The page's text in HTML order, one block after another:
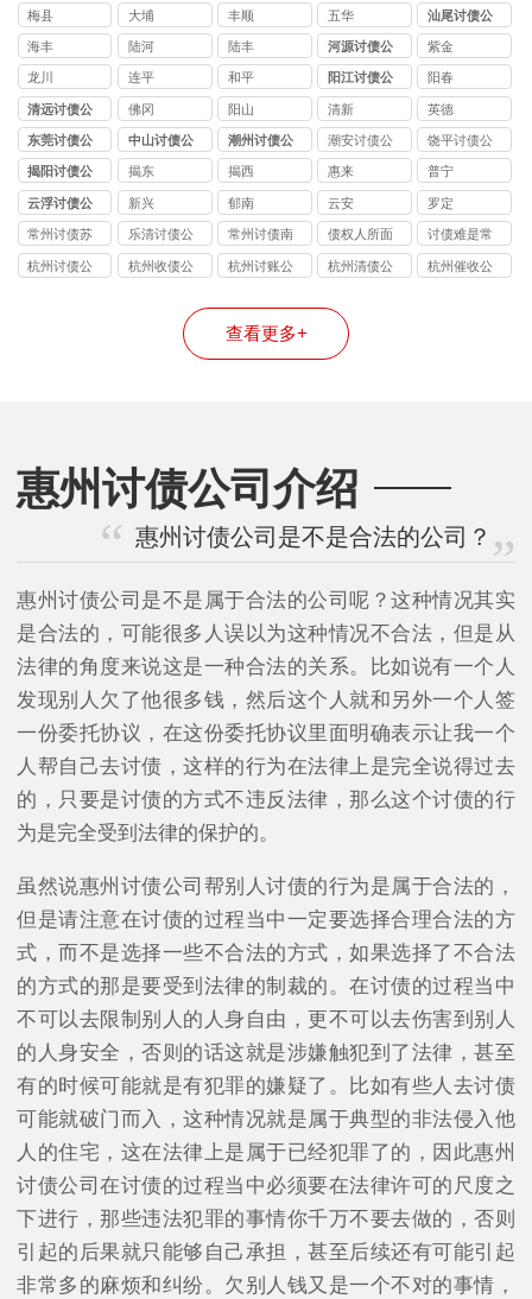
司
司
梅县 大埔 丰顺 五华
汕尾讨债公
司
海丰 陆河 陆丰
河源讨债公
司
紫金
龙川 连平 和平
阳江讨债公
司
阳春
清远讨债公
司
佛冈 阳山 清新 英德
东莞讨债公
司
中山讨债公
司
潮州讨债公
司
潮安讨债公
司
饶平讨债公
司
揭阳讨债公
司
揭东 揭西 惠来 普宁
云浮讨债公
司
新兴 郁南 云安 罗定
常州讨债苏
州公司
乐清讨债公
司
常州讨债南
京公司
债权人所面
临的问题
讨债难是常
见问题
杭州讨债公
杭州收债公
杭州讨账公
杭州清债公
杭州催收公
查看更多+
惠州讨债公司介绍
惠州讨债公司是不是合法的公司？
惠州讨债公司是不是属于合法的公司呢？这种情况其实
是合法的，可能很多人误以为这种情况不合法，但是从
法律的角度来说这是一种合法的关系。比如说有一个人
发现别人欠了他很多钱，然后这个人就和另外一个人签
一份委托协议，在这份委托协议里面明确表示让我一个
人帮自己去讨债，这样的行为在法律上是完全说得过去
的，只要是讨债的方式不违反法律，那么这个讨债的行
为是完全受到法律的保护的。
虽然说惠州讨债公司帮别人讨债的行为是属于合法的，
但是请注意在讨债的过程当中一定要选择合理合法的方
式，而不是选择一些不合法的方式，如果选择了不合法
的方式的那是要受到法律的制裁的。在讨债的过程当中
不可以去限制别人的人身自由，更不可以去伤害到别人
的人身安全，否则的话这就是涉嫌触犯到了法律，甚至
有的时候可能就是有犯罪的嫌疑了。比如有些人去讨债
可能就破门而入，这种情况就是属于典型的非法侵入他
人的住宅，这在法律上是属于已经犯罪了的，因此惠州
讨债公司在讨债的过程当中必须要在法律许可的尺度之
下进行，那些违法犯罪的事情你千万不要去做的，否则
引起的后果就只能够自己承担，甚至后续还有可能引起
非常多的麻烦和纠纷。欠别人钱又是一个不对的事情，